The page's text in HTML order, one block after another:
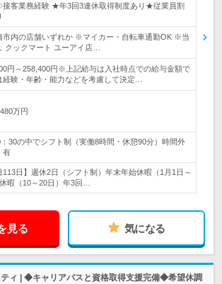
客業務経験 ★年3回3連休取得制度あり★従業員割
市内の店舗いずれか ※マイカー・自転車通勤OK ※当
クックマート ユーアイ店…
円～258,400円※上記給与は入社時点での給与金額で
験・年齢・能力などを考慮して決定…
万円
30の中でシフト制（実働8時間・休憩90分）時間外
有
113日】週休2日（シフト制）年末年始休暇（1月1日～
暇（10～20日）年3回…
見る 気になる
ィ | ◆キャリアパスと資格取得支援完備◆希望休調